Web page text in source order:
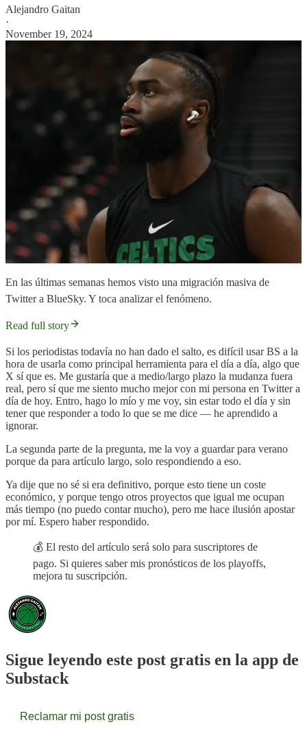
Alejandro Gaitan
·
November 19, 2024
En las últimas semanas hemos visto una migración masiva de
Twitter a BlueSky. Y toca analizar el fenómeno.
Read full story
Si los periodistas todavía no han dado el salto, es difícil usar BS a la
hora de usarla como principal herramienta para el día a día, algo que
X sí que es. Me gustaría que a medio/largo plazo la mudanza fuera
real, pero sí que me siento mucho mejor con mi persona en Twitter a
día de hoy. Entro, hago lo mío y me voy, sin estar todo el día y sin
tener que responder a todo lo que se me dice — he aprendido a
ignorar.
La segunda parte de la pregunta, me la voy a guardar para verano
porque da para artículo largo, solo respondiendo a eso.
Ya dije que no sé si era definitivo, porque esto tiene un coste
económico, y porque tengo otros proyectos que igual me ocupan
más tiempo (no puedo contar mucho), pero me hace ilusión apostar
por mí. Espero haber respondido.
💰 El resto del artículo será solo para suscriptores de
pago. Si quieres saber mis pronósticos de los playoffs,
mejora tu suscripción.
Sigue leyendo este post gratis en la app de
Substack
Reclamar mi post gratis